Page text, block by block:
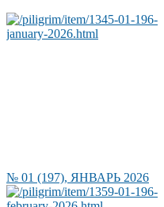
№ 01 (197), ЯНВАРЬ 2026